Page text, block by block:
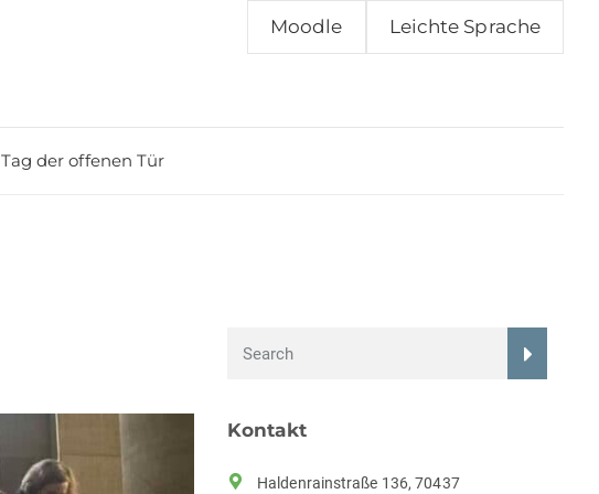
Moodle Leichte Sprache
Tag der offenen Tür
Kontakt
Haldenrainstraße 136, 70437